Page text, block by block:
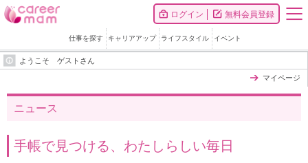
ログイン 無料会員登録
仕事を探す キャリアアップ ライフスタイル イベント
ようこそ ゲストさん
マイページ
ニュース
手帳で見つける、わたしらしい毎日